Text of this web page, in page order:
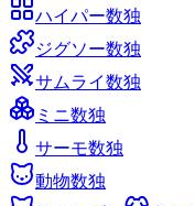
ハイパー数独
ジグソー数独
サムライ数独
ミニ数独
サーモ数独
動物数独